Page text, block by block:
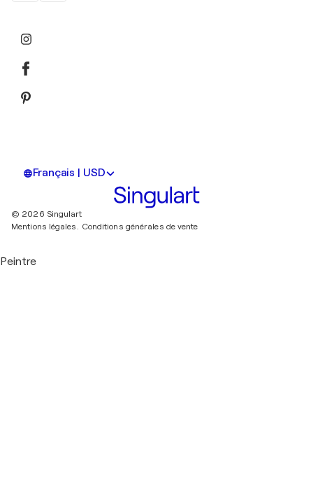
Français | USD
© 2026 Singulart
Mentions légales. Conditions générales de vente
Peintre